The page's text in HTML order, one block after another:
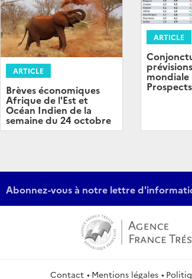
ARTICLE
Brèves économiques
Afrique de l'Est et
Océan Indien de la
semaine du 24 octobre
ARTICLE
mondiale
Abonnez-vous à notre lettre
Contact Mentions légales